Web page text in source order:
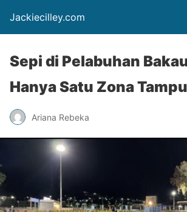
Jackiecilley.com
Sepi di Pelabuhan
Hanya Satu Zona
Ariana Rebeka